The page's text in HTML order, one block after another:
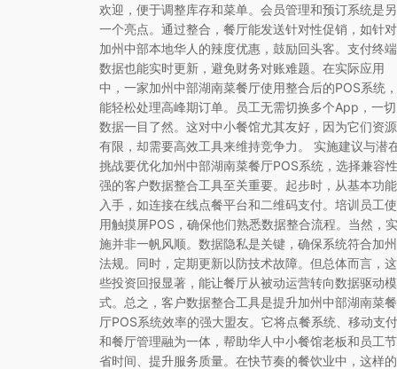
欢迎，便于调整库存和菜单。会员管理和预订系统是另
一个亮点。通过整合，餐厅能发送针对性促销，如针对
加州中部本地华人的辣度优惠，鼓励回头客。支付终端
数据也能实时更新，避免财务对账难题。在实际应用
中，一家加州中部湖南菜餐厅使用整合后的POS系统，
能轻松处理高峰期订单。员工无需切换多个App，一切
数据一目了然。这对中小餐馆尤其友好，因为它们资源
有限，却需要高效工具来维持竞争力。 实施建议与潜
挑战要优化加州中部湖南菜餐厅POS系统，选择兼容性
强的客户数据整合工具至关重要。起步时，从基本功能
入手，如连接在线点餐平台和二维码支付。培训员工使
用触摸屏POS，确保他们熟悉数据整合流程。当然，实
施并非一帆风顺。数据隐私是关键，确保系统符合加州
法规。同时，定期更新以防技术故障。但总体而言，这
些投资回报显著，能让餐厅从被动运营转向数据驱动模
式。总之，客户数据整合工具是提升加州中部湖南菜餐
厅POS系统效率的强大盟友。它将点餐系统、移动支付
和餐厅管理融为一体，帮助华人中小餐馆老板和员工节
省时间、提升服务质量。在快节奏的餐饮业中，这样的